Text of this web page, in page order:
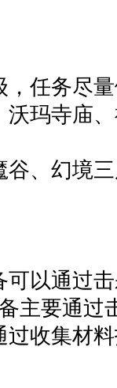
，任务尽
玛寺庙
谷、幻境
以通过
主要通过
收集材